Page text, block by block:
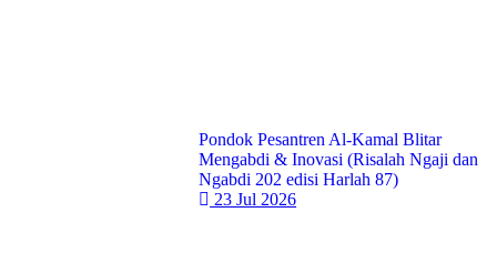
Pondok Pesantren Al-Kamal Blitar
Mengabdi & Inovasi (Risalah Ngaji dan
Ngabdi 202 edisi Harlah 87)
23 Jul 2026